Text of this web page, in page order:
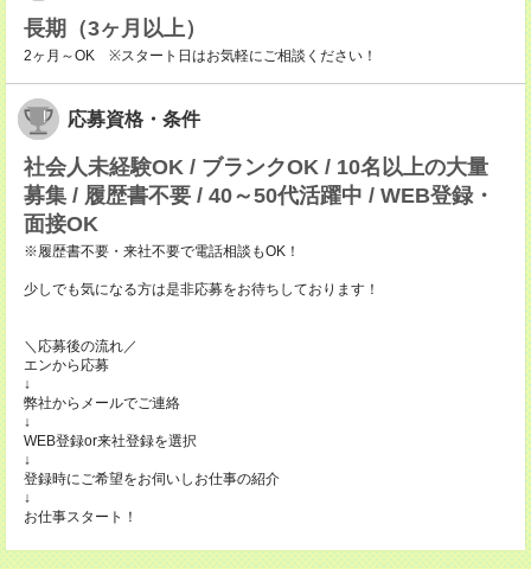
長期（3ヶ月以上）
2ヶ月～OK ※スタート日はお気軽にご相談ください！
応募資格・条件
社会人未経験OK / ブランクOK / 10名以上の大量
募集 / 履歴書不要 / 40～50代活躍中 / WEB登録・
面接OK
※履歴書不要・来社不要で電話相談もOK！
少しでも気になる方は是非応募をお待ちしております！
＼応募後の流れ／
エンから応募
↓
弊社からメールでご連絡
↓
WEB登録or来社登録を選択
↓
登録時にご希望をお伺いしお仕事の紹介
↓
お仕事スタート！